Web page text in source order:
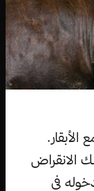
الأبقار.
الانقراض
في